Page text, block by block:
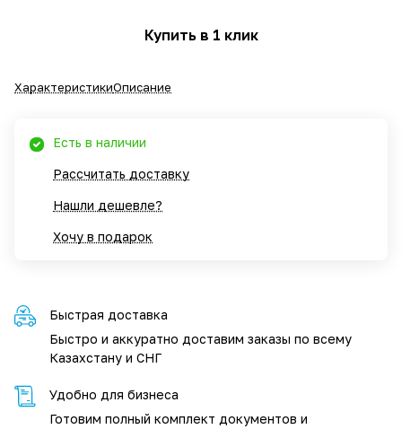
Купить в 1 клик
ХарактеристикиОписание
Есть в наличии
Рассчитать доставку
Нашли дешевле?
Хочу в подарок
Быстрая доставка
Быстро и аккуратно доставим заказы по всему
Казахстану и СНГ
Удобно для бизнеса
Готовим полный комплект документов и